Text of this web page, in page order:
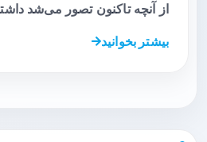
از آنچه تاکنون تصور می‌شد
بیشتر بخوانید